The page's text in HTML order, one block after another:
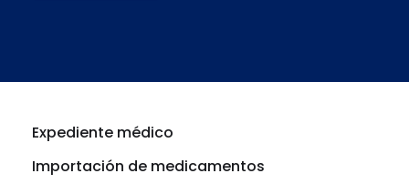
Expediente médico
Importación de medicamentos